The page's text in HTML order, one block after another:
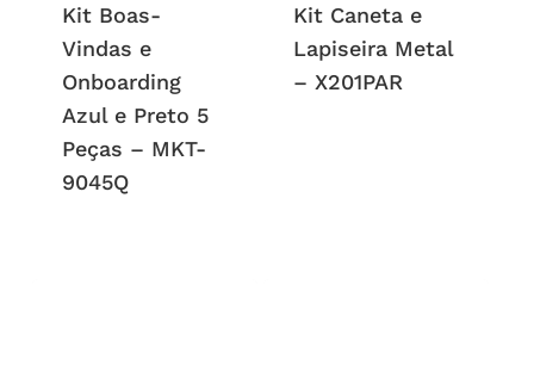
Kit Boas-
Vindas e
Onboarding
Azul e Preto 5
Peças – MKT-
9045Q
Kit Caneta e
Lapiseira Metal
– X201PAR